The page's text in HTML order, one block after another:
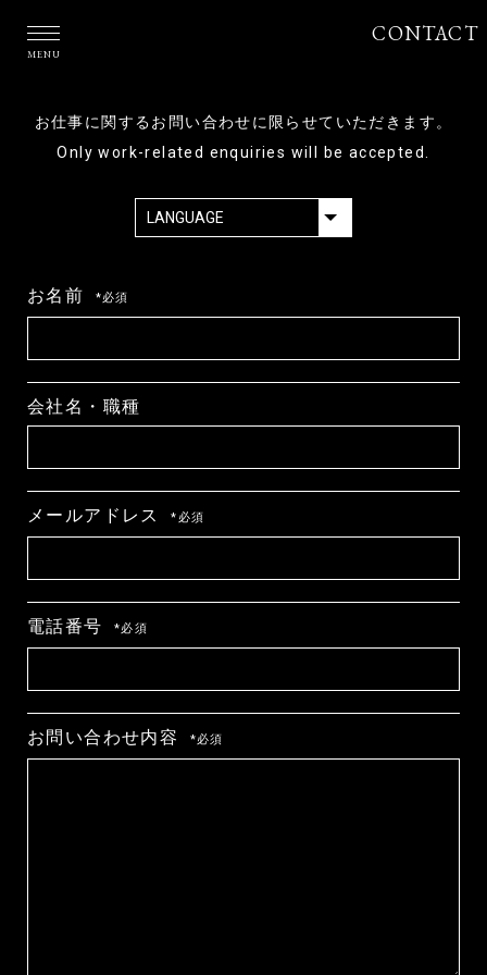
MENU
CONTACT
お仕事に関するお問い合わせに限らせていただきます。
Only work-related enquiries will be accepted.
お名前 *必須
会社名・職種
メールアドレス *必須
電話番号 *必須
お問い合わせ内容 *必須